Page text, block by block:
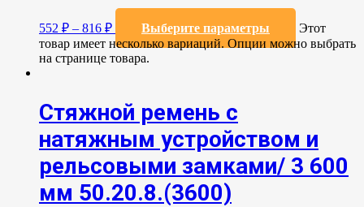
552 ₽ – 816 ₽ Выберите параметры
Этот
товар имеет несколько вариаций. Опции можно выбрать
на странице товара.
Стяжной ремень с
натяжным устройством и
рельсовыми замками/ 3 600
мм 50.20.8.(3600)